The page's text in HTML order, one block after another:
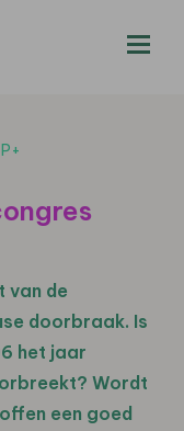
van de
doorbraak. Is
het jaar
Wordt
een goed